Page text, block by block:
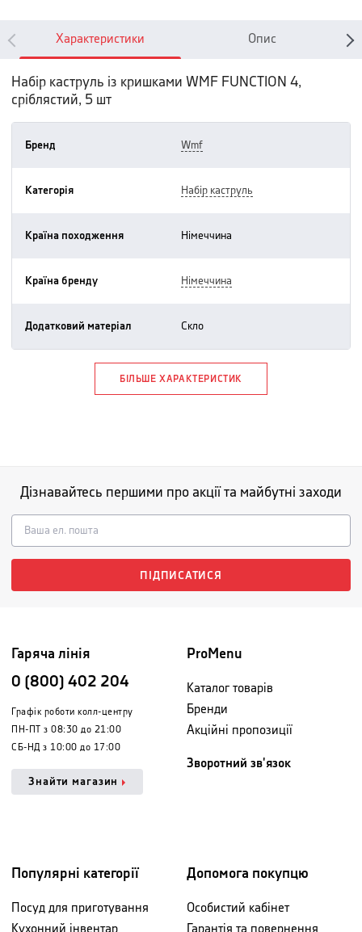
Характеристики Опис
Набір каструль із кришками WMF FUNCTION 4,
сріблястий, 5 шт
Бренд wmf
Категорія набір каструль
Країна походження німеччина
Країна бренду німеччина
Додатковий матеріал скло
БІЛЬШЕ ХАРАКТЕРИСТИК
Дізнавайтесь першими про акції та майбутні заходи
ПІДПИСАТИСЯ
Гаряча лінія
0 (800) 402 204
Графік роботи колл-центру
ПН-ПТ з 08:30 до 21:00
СБ-НД з 10:00 до 17:00
Знайти магазин
ProMenu
Каталог товарів
Бренди
Акційні пропозиції
Зворотний зв'язок
Популярні категорії
Посуд для приготування
Кухонний інвентар
Допомога покупцю
Особистий кабінет
Гарантія та повернення